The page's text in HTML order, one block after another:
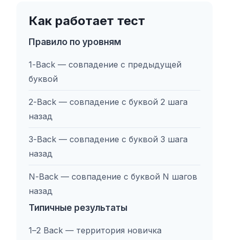
Как работает тест
Правило по уровням
1-Back — совпадение с предыдущей
буквой
2-Back — совпадение с буквой 2 шага
назад
3-Back — совпадение с буквой 3 шага
назад
N-Back — совпадение с буквой N шагов
назад
Типичные результаты
1–2 Back — территория новичка